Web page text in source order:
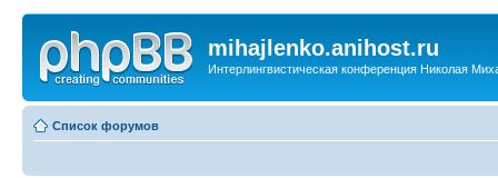
mihajlenko.anihost.ru
Интерлингвистическая конференция Николая
Список форумов